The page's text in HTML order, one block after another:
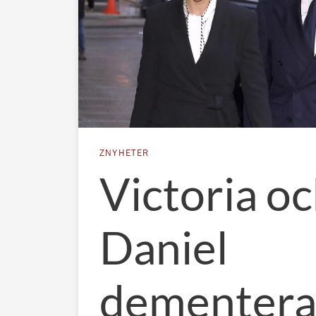
ZNYHETER
Victoria
Daniel